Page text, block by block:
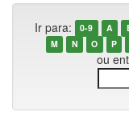
Ir para: 0-9 A
M
N O P
ou